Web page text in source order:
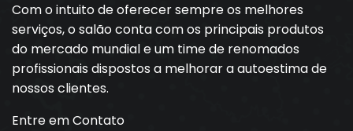
Com o intuito de oferecer sempre os melhores
serviços, o salão conta com os principais produtos
do mercado mundial e um time de renomados
profissionais dispostos a melhorar a autoestima de
nossos clientes.
Entre em Contato